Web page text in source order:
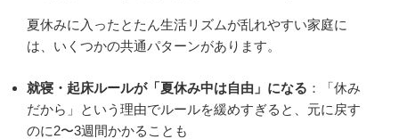
夏休みに入ったとたん生活リズムが乱れやすい家庭に
は、いくつかの共通パターンがあります。
就寝・起床ルールが「夏休み中は自由」になる ：「休み
だから」という理由でルールを緩めすぎると、元に戻す
のに2〜3週間かかることも